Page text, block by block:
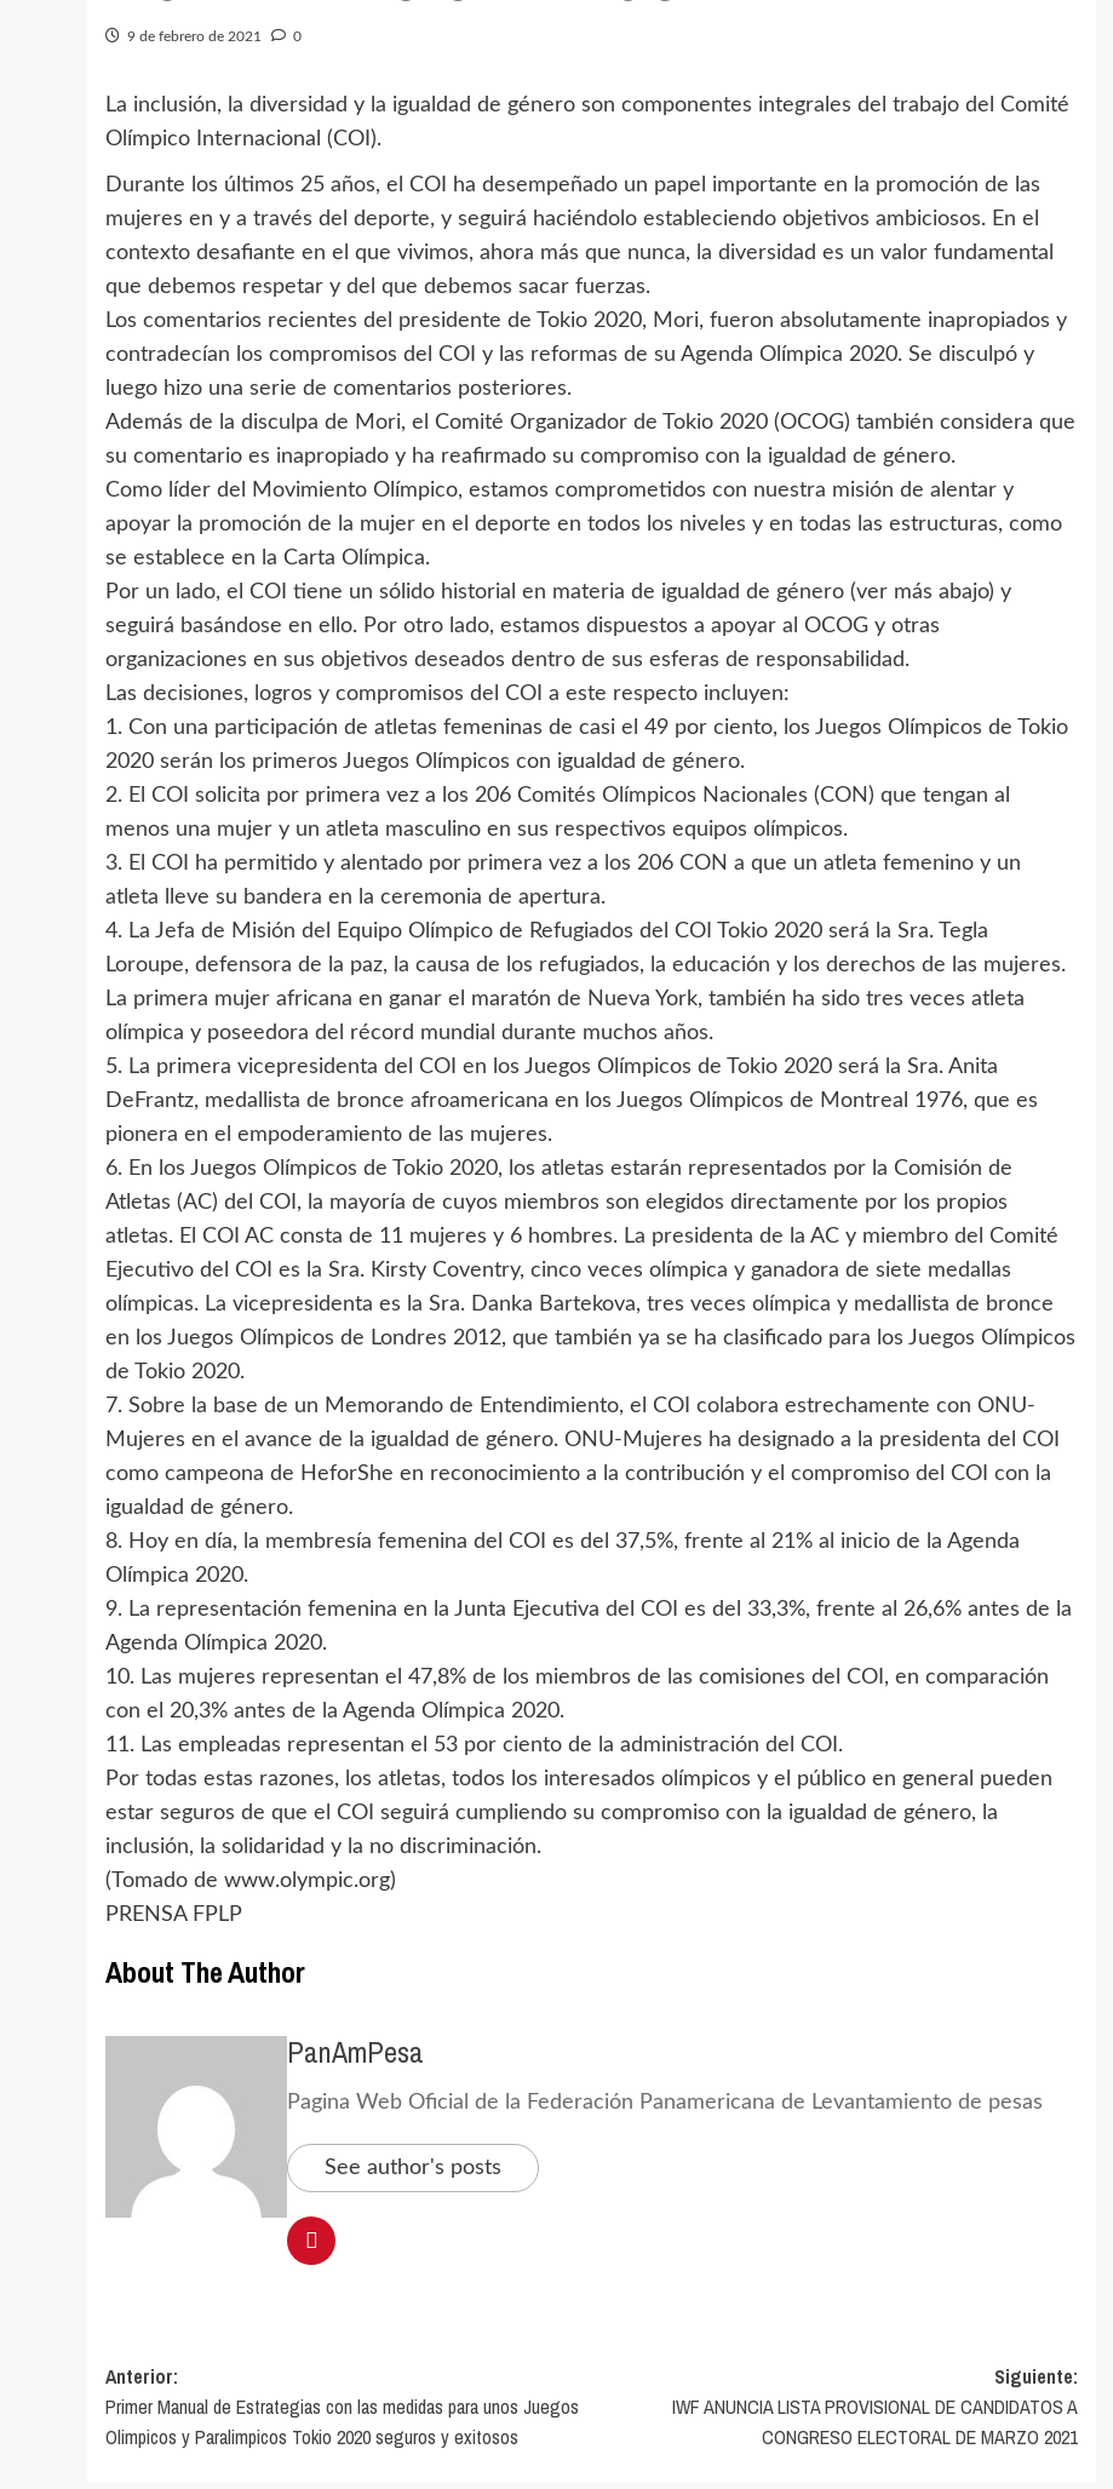
9 de febrero de 2021 0
La inclusión, la diversidad y la igualdad de género son componentes integrales del trabajo del Comité
Olímpico Internacional (COI).
Durante los últimos 25 años, el COI ha desempeñado un papel importante en la promoción de las
mujeres en y a través del deporte, y seguirá haciéndolo estableciendo objetivos ambiciosos. En el
contexto desafiante en el que vivimos, ahora más que nunca, la diversidad es un valor fundamental
que debemos respetar y del que debemos sacar fuerzas.
Los comentarios recientes del presidente de Tokio 2020, Mori, fueron absolutamente inapropiados y
contradecían los compromisos del COI y las reformas de su Agenda Olímpica 2020. Se disculpó y
luego hizo una serie de comentarios posteriores.
Además de la disculpa de Mori, el Comité Organizador de Tokio 2020 (OCOG) también considera que
su comentario es inapropiado y ha reafirmado su compromiso con la igualdad de género.
Como líder del Movimiento Olímpico, estamos comprometidos con nuestra misión de alentar y
apoyar la promoción de la mujer en el deporte en todos los niveles y en todas las estructuras, como
se establece en la Carta Olímpica.
Por un lado, el COI tiene un sólido historial en materia de igualdad de género (ver más abajo) y
seguirá basándose en ello. Por otro lado, estamos dispuestos a apoyar al OCOG y otras
organizaciones en sus objetivos deseados dentro de sus esferas de responsabilidad.
Las decisiones, logros y compromisos del COI a este respecto incluyen:
1. Con una participación de atletas femeninas de casi el 49 por ciento, los Juegos Olímpicos de Tokio
2020 serán los primeros Juegos Olímpicos con igualdad de género.
2. El COI solicita por primera vez a los 206 Comités Olímpicos Nacionales (CON) que tengan al
menos una mujer y un atleta masculino en sus respectivos equipos olímpicos.
3. El COI ha permitido y alentado por primera vez a los 206 CON a que un atleta femenino y un
atleta lleve su bandera en la ceremonia de apertura.
4. La Jefa de Misión del Equipo Olímpico de Refugiados del COI Tokio 2020 será la Sra. Tegla
Loroupe, defensora de la paz, la causa de los refugiados, la educación y los derechos de las mujeres.
La primera mujer africana en ganar el maratón de Nueva York, también ha sido tres veces atleta
olímpica y poseedora del récord mundial durante muchos años.
5. La primera vicepresidenta del COI en los Juegos Olímpicos de Tokio 2020 será la Sra. Anita
DeFrantz, medallista de bronce afroamericana en los Juegos Olímpicos de Montreal 1976, que es
pionera en el empoderamiento de las mujeres.
6. En los Juegos Olímpicos de Tokio 2020, los atletas estarán representados por la Comisión de
Atletas (AC) del COI, la mayoría de cuyos miembros son elegidos directamente por los propios
atletas. El COI AC consta de 11 mujeres y 6 hombres. La presidenta de la AC y miembro del Comité
Ejecutivo del COI es la Sra. Kirsty Coventry, cinco veces olímpica y ganadora de siete medallas
olímpicas. La vicepresidenta es la Sra. Danka Bartekova, tres veces olímpica y medallista de bronce
en los Juegos Olímpicos de Londres 2012, que también ya se ha clasificado para los Juegos Olímpicos
de Tokio 2020.
7. Sobre la base de un Memorando de Entendimiento, el COI colabora estrechamente con ONU-
Mujeres en el avance de la igualdad de género. ONU-Mujeres ha designado a la presidenta del COI
como campeona de HeforShe en reconocimiento a la contribución y el compromiso del COI con la
igualdad de género.
8. Hoy en día, la membresía femenina del COI es del 37,5%, frente al 21% al inicio de la Agenda
Olímpica 2020.
9. La representación femenina en la Junta Ejecutiva del COI es del 33,3%, frente al 26,6% antes de la
Agenda Olímpica 2020.
10. Las mujeres representan el 47,8% de los miembros de las comisiones del COI, en comparación
con el 20,3% antes de la Agenda Olímpica 2020.
11. Las empleadas representan el 53 por ciento de la administración del COI.
Por todas estas razones, los atletas, todos los interesados olímpicos y el público en general pueden
estar seguros de que el COI seguirá cumpliendo su compromiso con la igualdad de género, la
inclusión, la solidaridad y la no discriminación.
(Tomado de www.olympic.org)
PRENSA FPLP
About The Author
PanAmPesa
Pagina Web Oficial de la Federación Panamericana de Levantamiento de pesas
See author's posts
Navegación
de
entradas
Anterior:
Primer Manual de Estrategias con las medidas para unos Juegos
Olimpicos y Paralimpicos Tokio 2020 seguros y exitosos
Siguiente:
IWF ANUNCIA LISTA PROVISIONAL DE CANDIDATOS A
CONGRESO ELECTORAL DE MARZO 2021